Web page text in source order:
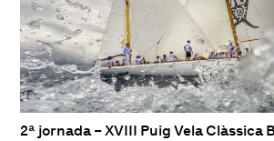
2ª jornada – XVIII Puig Vela Clàssica